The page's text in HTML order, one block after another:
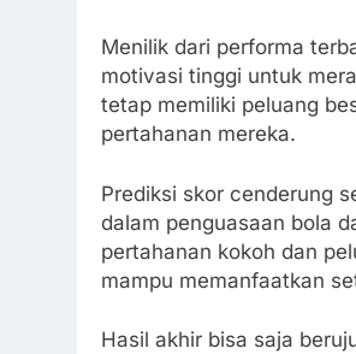
Menilik dari performa
motivasi tinggi untuk
tetap memiliki peluang
pertahanan mereka.
Prediksi skor cenderung
dalam penguasaan bola
pertahanan kokoh dan
mampu memanfaatkan
Hasil akhir bisa saja